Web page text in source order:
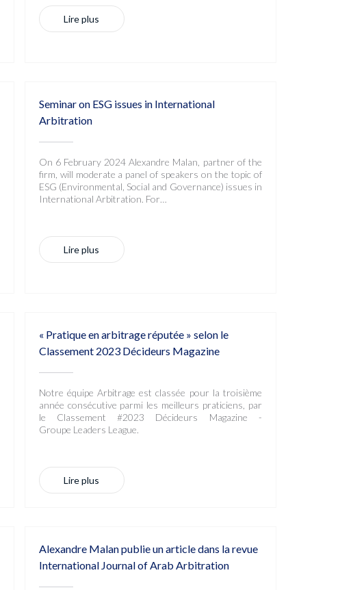
Lire plus
Seminar on ESG issues in International
Arbitration
On 6 February 2024 Alexandre Malan, partner of the
firm, will moderate a panel of speakers on the topic of
ESG (Environmental, Social and Governance) issues in
International Arbitration. For…
Lire plus
« Pratique en arbitrage réputée » selon le
Classement 2023 Décideurs Magazine
Notre équipe Arbitrage est classée pour la troisième
année consécutive parmi les meilleurs praticiens, par
le Classement #2023 Décideurs Magazine -
Groupe Leaders League.
Lire plus
Alexandre Malan publie un article dans la revue
International Journal of Arab Arbitration